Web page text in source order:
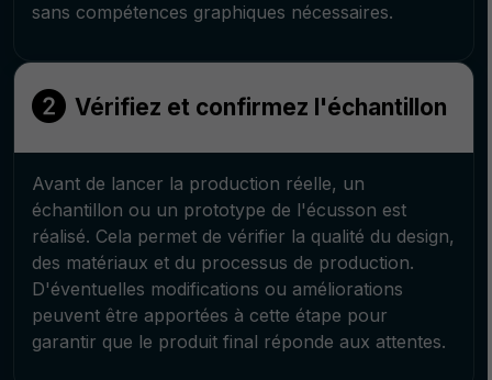
sans compétences graphiques nécessaires.
Vérifiez et confirmez l'échantillon
Avant de lancer la production réelle, un
échantillon ou un prototype de l'écusson est
réalisé. Cela permet de vérifier la qualité du design,
des matériaux et du processus de production.
D'éventuelles modifications ou améliorations
peuvent être apportées à cette étape pour
garantir que le produit final réponde aux attentes.